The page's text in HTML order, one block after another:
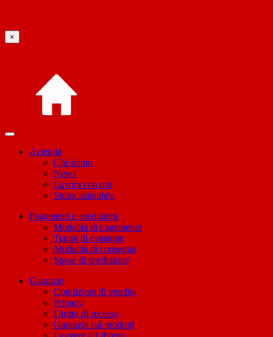
×
Azienda
Chi siamo
News
Lavora con noi
Storia aziendale
Pagamenti e spedizioni
Modalità di pagamento
Tempi di evasione
Modalità di consegna
Spese di spedizione
Garanzie
Condizioni di vendita
Privacy
Diritto di recesso
Garanzia sui prodotti